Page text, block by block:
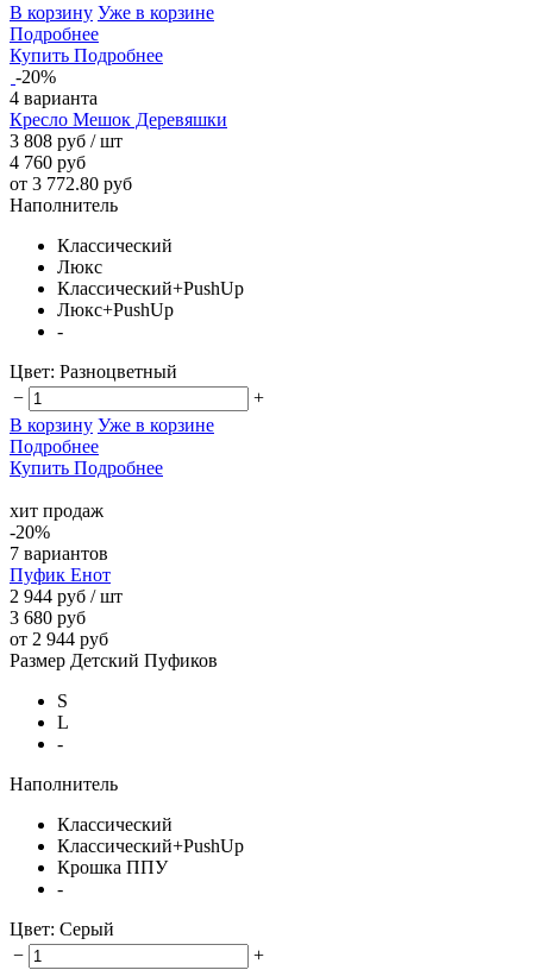
В корзину Уже в корзине
Подробнее
Купить Подробнее
-20%
4 варианта
Кресло Мешок Деревяшки
3 808 руб / шт
4 760 руб
от 3 772.80 руб
Наполнитель
Классический
Люкс
Классический+PushUp
Люкс+PushUp
-
Цвет: Разноцветный
−
+
В корзину Уже в корзине
Подробнее
Купить Подробнее
хит продаж
-20%
7 вариантов
Пуфик Енот
2 944 руб / шт
3 680 руб
от 2 944 руб
Размер Детский Пуфиков
S
L
-
Наполнитель
Классический
Классический+PushUp
Крошка ППУ
-
Цвет: Серый
−
+